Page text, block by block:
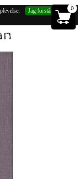
Jag förstår
0
ca 48mm)